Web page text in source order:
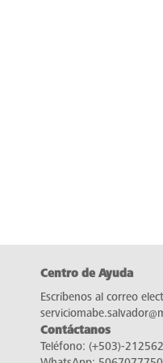
Centro de Ayuda
Escríbenos al correo
Contáctanos
Teléfono: (+503)-